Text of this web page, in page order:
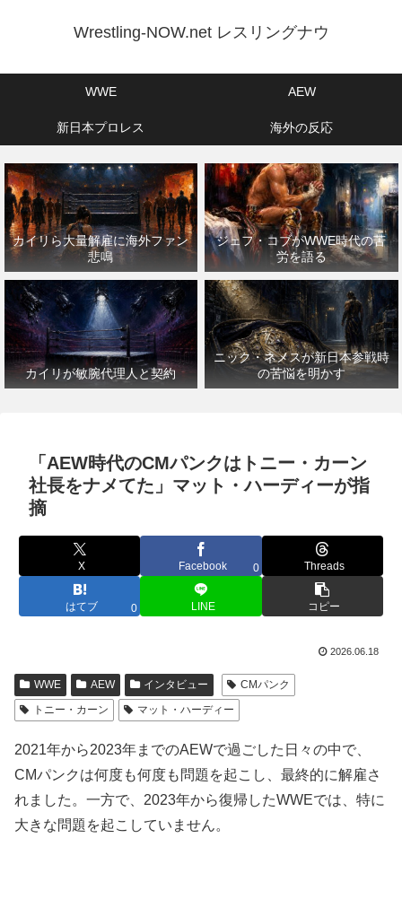
Wrestling-NOW.net レスリングナウ
WWE AEW
新日本プロレス 海外の反応
カイリら大量解雇に海外ファン
悲鳴
ジェフ・コブがWWE時代の苦
労を語る
カイリが敏腕代理人と契約
ニック・ネメスが新日本参戦時
の苦悩を明かす
「AEW時代のCMパンクはトニー・カーン
社長をナメてた」マット・ハーディーが指
摘
X Facebook 0 Threads
はてブ 0 LINE コピー
2026.06.18
WWE AEW インタビュー
CMパンク
トニー・カーン
マット・ハーディー
2021年から2023年までのAEWで過ごした日々の中で、
CMパンクは何度も何度も問題を起こし、最終的に解雇さ
れました。一方で、2023年から復帰したWWEでは、特に
大きな問題を起こしていません。